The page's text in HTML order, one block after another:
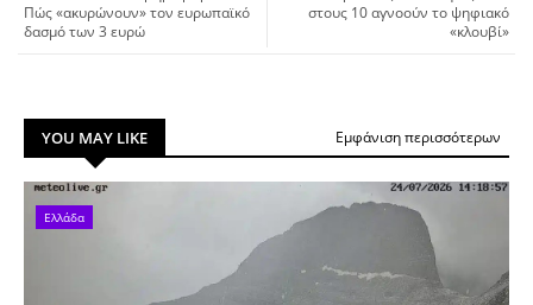
στους 10 αγνοούν το ψηφιακό
«κλουβί»
Πώς «ακυρώνουν» τον ευρωπαϊκό
δασμό των 3 ευρώ
YOU MAY LIKE Εμφάνιση περισσότερων
Ελλάδα